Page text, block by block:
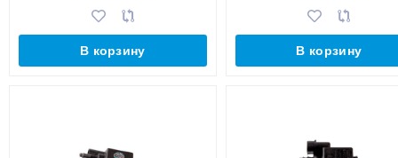
В корзину В корзину